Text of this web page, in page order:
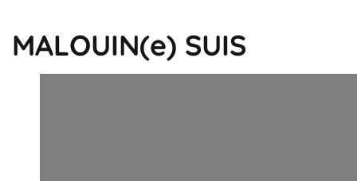
MALOUIN(e) SUIS